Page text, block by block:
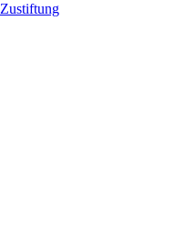
Zustiftung